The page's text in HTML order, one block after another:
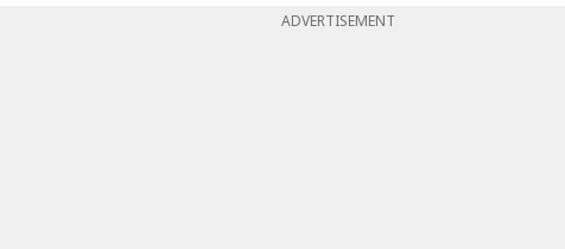
ADVERTISEMENT